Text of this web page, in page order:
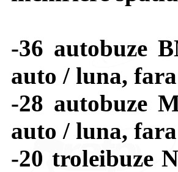
-36 autobuze
auto / luna,
-28 autobuze
auto / luna,
-20 troleibuze